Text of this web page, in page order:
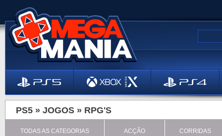
PS5 » JOGOS » RPG'S
TODAS AS CATEGORIAS ACÇÃO CORRIDAS